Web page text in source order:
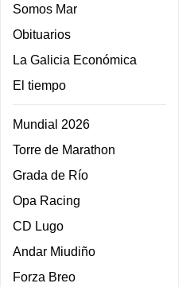
Somos Mar
Obituarios
La Galicia Económica
El tiempo
Mundial 2026
Torre de Marathon
Grada de Río
Opa Racing
CD Lugo
Andar Miudiño
Forza Breo